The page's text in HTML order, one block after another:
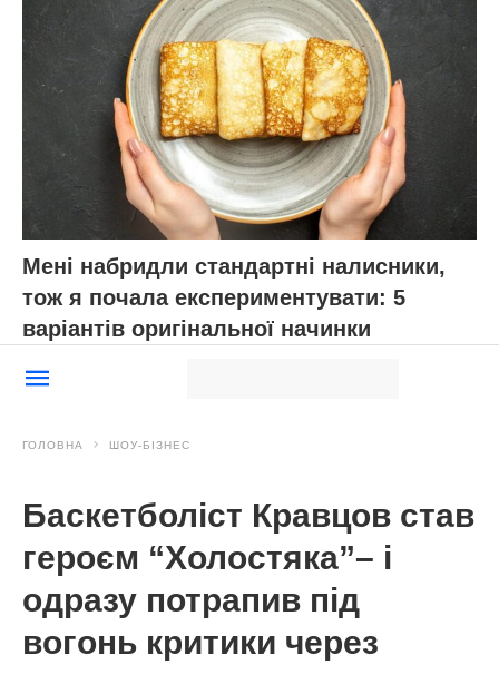
Мені набридли стандартні налисники,
тож я почала експериментувати: 5
варіантів оригінальної начинки